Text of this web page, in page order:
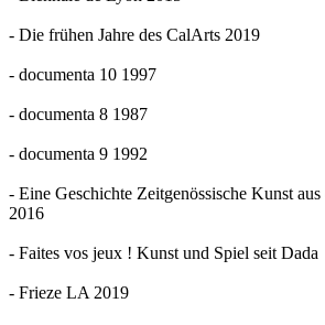
- Die frühen Jahre des CalArts 2019
- documenta 10 1997
- documenta 8 1987
- documenta 9 1992
- Eine Geschichte Zeitgenössische Kunst
2016
- Faites vos jeux ! Kunst und Spiel seit Dada
- Frieze LA 2019